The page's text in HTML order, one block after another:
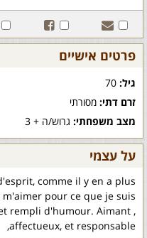
פרטים אישיים
גיל:
זרם דתי: מסורתי
מצב משפחתי: גרוש/ה + 3
על עצמי
comme il y en a plus
pour ce que je suis
rempli d'humour. Aimant ,
affectueux, et responsable,